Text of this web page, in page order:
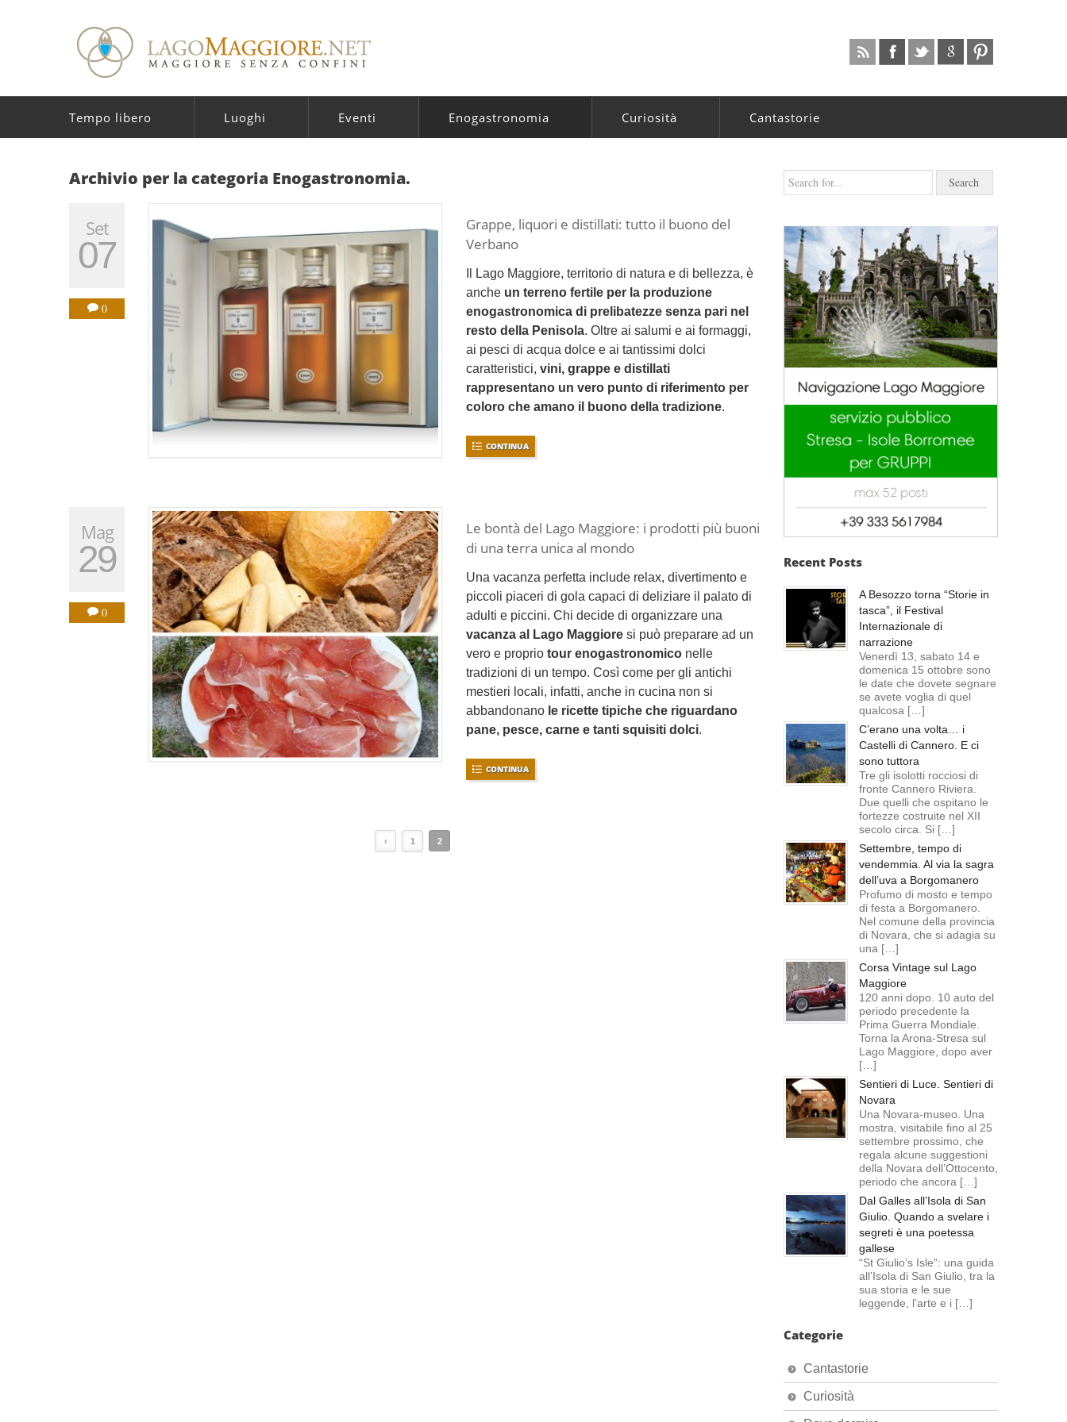
Tempo libero Luoghi Eventi Enogastronomia Curiosità Cantastorie
Archivio per la categoria Enogastronomia.
Set
07
0
Grappe, liquori e distillati: tutto il buono del
Verbano
Il Lago Maggiore, territorio di natura e di bellezza, è
anche un terreno fertile per la produzione
enogastronomica di prelibatezze senza pari nel
resto della Penisola. Oltre ai salumi e ai formaggi,
ai pesci di acqua dolce e ai tantissimi dolci
caratteristici, vini, grappe e distillati
rappresentano un vero punto di riferimento per
coloro che amano il buono della tradizione.
CONTINUA
Mag
29
0
Le bontà del Lago Maggiore: i prodotti più buoni
di una terra unica al mondo
Una vacanza perfetta include relax, divertimento e
piccoli piaceri di gola capaci di deliziare il palato di
adulti e piccini. Chi decide di organizzare una
vacanza al Lago Maggiore si può preparare ad un
vero e proprio tour enogastronomico nelle
tradizioni di un tempo. Così come per gli antichi
mestieri locali, infatti, anche in cucina non si
abbandonano le ricette tipiche che riguardano
pane, pesce, carne e tanti squisiti dolci.
CONTINUA
‹ 1 2
Recent Posts
A Besozzo torna “Storie in
tasca”, il Festival
Internazionale di
narrazione
Venerdì 13, sabato 14 e
domenica 15 ottobre sono
le date che dovete segnare
se avete voglia di quel
qualcosa […]
C’erano una volta… i
Castelli di Cannero. E ci
sono tuttora
Tre gli isolotti rocciosi di
fronte Cannero Riviera.
Due quelli che ospitano le
fortezze costruite nel XII
secolo circa. Si […]
Settembre, tempo di
vendemmia. Al via la sagra
dell’uva a Borgomanero
Profumo di mosto e tempo
di festa a Borgomanero.
Nel comune della provincia
di Novara, che si adagia su
una […]
Corsa Vintage sul Lago
Maggiore
120 anni dopo. 10 auto del
periodo precedente la
Prima Guerra Mondiale.
Torna la Arona-Stresa sul
Lago Maggiore, dopo aver
[…]
Sentieri di Luce. Sentieri di
Novara
Una Novara-museo. Una
mostra, visitabile fino al 25
settembre prossimo, che
regala alcune suggestioni
della Novara dell’Ottocento,
periodo che ancora […]
Dal Galles all’Isola di San
Giulio. Quando a svelare i
segreti è una poetessa
gallese
“St Giulio’s Isle”: una guida
all’Isola di San Giulio, tra la
sua storia e le sue
leggende, l’arte e i […]
Categorie
Cantastorie
Curiosità